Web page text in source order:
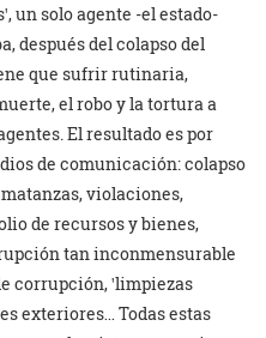
un solo agente -el estado-
después del colapso del
que sufrir rutinaria,
el robo y la tortura a
El resultado es por
de comunicación: colapso
violaciones,
de recursos y bienes,
tan inconmensurable
corrupción, ꞌlimpiezas
exteriores… Todas estas